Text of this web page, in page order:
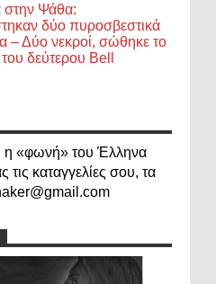
στην Ψάθα:
δύο πυροσβεστικά
– Δύο νεκροί, σώθηκε το
δεύτερου Bell
η «φωνή» του Έλληνα
τις καταγγελίες σου, τα